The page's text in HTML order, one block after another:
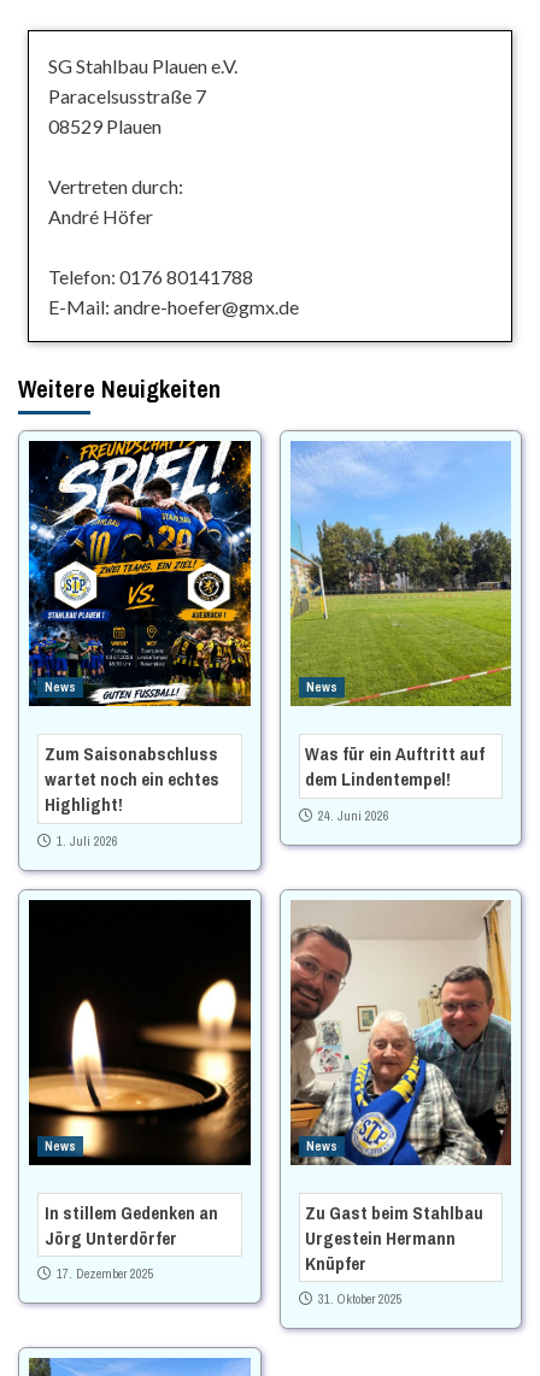
SG Stahlbau Plauen e.V.
Paracelsusstraße 7
08529 Plauen
Vertreten durch:
André Höfer
Telefon: 0176 80141788
E-Mail: andre-hoefer@gmx.de
Weitere Neuigkeiten
News
Zum Saisonabschluss
wartet noch ein echtes
Highlight!
1. Juli 2026
News
Was für ein Auftritt auf
dem Lindentempel!
24. Juni 2026
News
In stillem Gedenken an
Jörg Unterdörfer
17. Dezember 2025
News
Zu Gast beim Stahlbau
Urgestein Hermann
Knüpfer
31. Oktober 2025